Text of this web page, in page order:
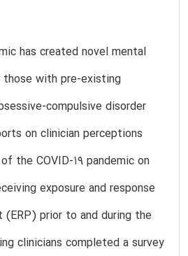
has created novel mental
those with pre-existing
compulsive disorder
on clinician perceptions
the COVID-19 pandemic on
exposure and response
prior to and during the
clinicians completed a survey